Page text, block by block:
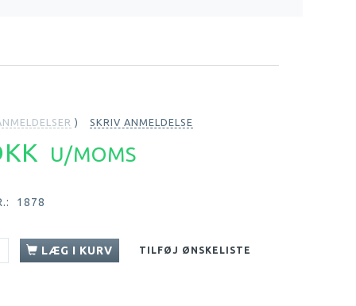
SKRIV ANMELDELSE
U/MOMS
1878
LÆG I KURV TILFØJ ØNSKELISTE